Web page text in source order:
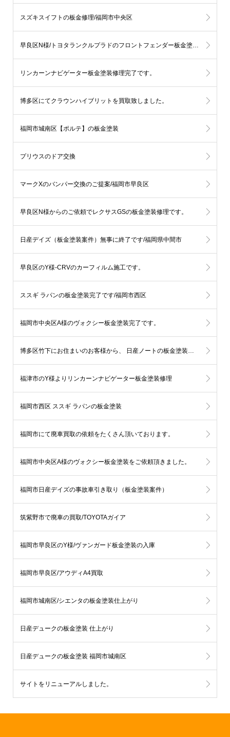
スズキスイフトの板金修理/福岡市中央区
早良区N様/トヨタランクルプラドのフロントフェンダー板金塗装修理
リンカーンナビゲーター板金塗装修理完了です。
博多区にてクラウンハイブリットを買取致しました。
福岡市城南区【ポルテ】の板金塗装
プリウスのドア交換
マークXのバンパー交換のご提案/福岡市早良区
早良区N様からのご依頼でレクサスGSの板金塗装修理です。
日産デイズ（板金塗装案件）無事に終了です/福岡県中間市
早良区のY様-CRVのカーフィルム施工です。
ススギ ラパンの板金塗装完了です/福岡市西区
福岡市中央区A様のヴォクシー板金塗装完了です。
福津市のY様よりリンカーンナビゲーター板金塗装修理
福岡市西区 ススギ ラパンの板金塗装
福岡市にて廃車買取の依頼をたくさん頂いております。
福岡市中央区A様のヴォクシー板金塗装をご依頼頂きました。
福岡市日産デイズの事故車引き取り（板金塗装案件）
筑紫野市で廃車の買取/TOYOTAガイア
福岡市早良区のY様/ヴァンガード板金塗装の入庫
福岡市早良区/アウディA4買取
福岡市城南区/シエンタの板金塗装仕上がり
日産デュークの板金塗装 仕上がり
日産デュークの板金塗装 福岡市城南区
サイトをリニューアルしました。